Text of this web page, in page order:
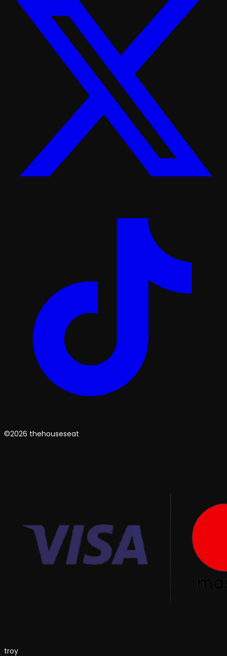
©2026 thehouseseat
troy